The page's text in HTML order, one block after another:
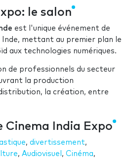
le salon
est l'unique événement de
Inde, mettant au premier plan le
aux technologies numériques.
de professionnels du secteur
la production
la création, entre
Cinema India Expo
, divertissement,
, Audiovisuel , Cinéma,